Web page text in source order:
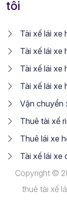
tôi
Tài xế lái xe
Tài xế lái xe
Tài xế lái xe
Tài xế lái xe
Vận chuyển
Thuê tài xế
Thuê lái xe
Tài xế lái xe
Copyright ©
thuê tài xế